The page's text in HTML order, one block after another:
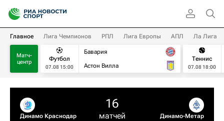
Главное Лига Чемпионов РПЛ Лига Европы АПЛ Ла Лига
Матч-
центр
Футбол
07.08 15:00
Бавария
Астон Вилла
Теннис
07.08 18:00
Динамо Краснодар
16
матчей Динамо-Метар